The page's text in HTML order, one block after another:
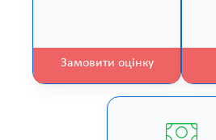
Замовити оцінку